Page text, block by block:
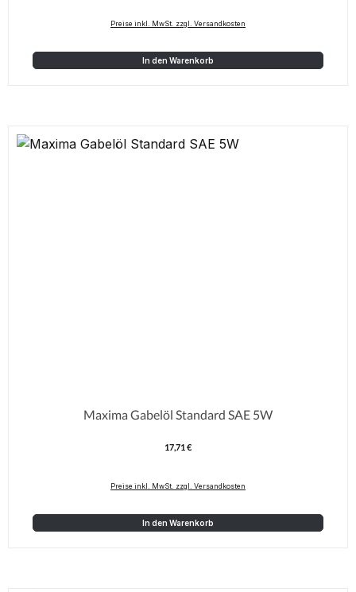
Preise inkl. MwSt. zzgl. Versandkosten
In den Warenkorb
Maxima Gabelöl Standard SAE 5W
Regulärer Preis:
17,71 €
Preise inkl. MwSt. zzgl. Versandkosten
In den Warenkorb